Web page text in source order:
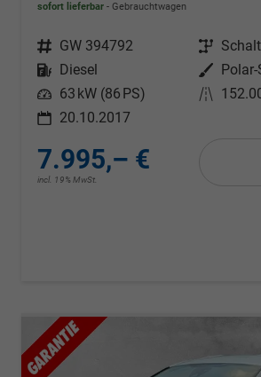
sofort lieferbar Gebrauchtwagen
Fahrzeugnr. GW 394792 Getriebe
Kraftstoff
Diesel Außenfarbe
Leistung 63 kW (86 PS) Kilometerstand
20.10.2017
7.995,– €
incl. 19% MwSt.